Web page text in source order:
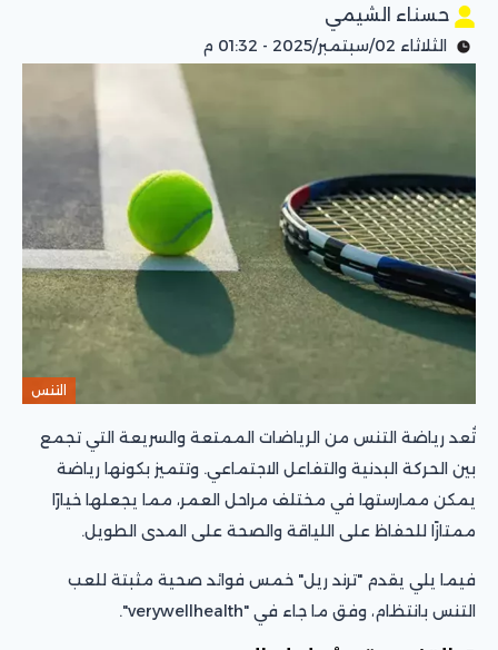
حسناء الشيمي
الثلاثاء 02/سبتمبر/2025 - 01:32 م
التنس
تُعد رياضة التنس من الرياضات الممتعة والسريعة التي تجمع
بين الحركة البدنية والتفاعل الاجتماعي. وتتميز بكونها رياضة
يمكن ممارستها في مختلف مراحل العمر، مما يجعلها خيارًا
ممتازًا للحفاظ على اللياقة والصحة على المدى الطويل.
فيما يلي يقدم "ترند ريل" خمس فوائد صحية مثبتة للعب
التنس بانتظام، وفق ما جاء في "verywellhealth".